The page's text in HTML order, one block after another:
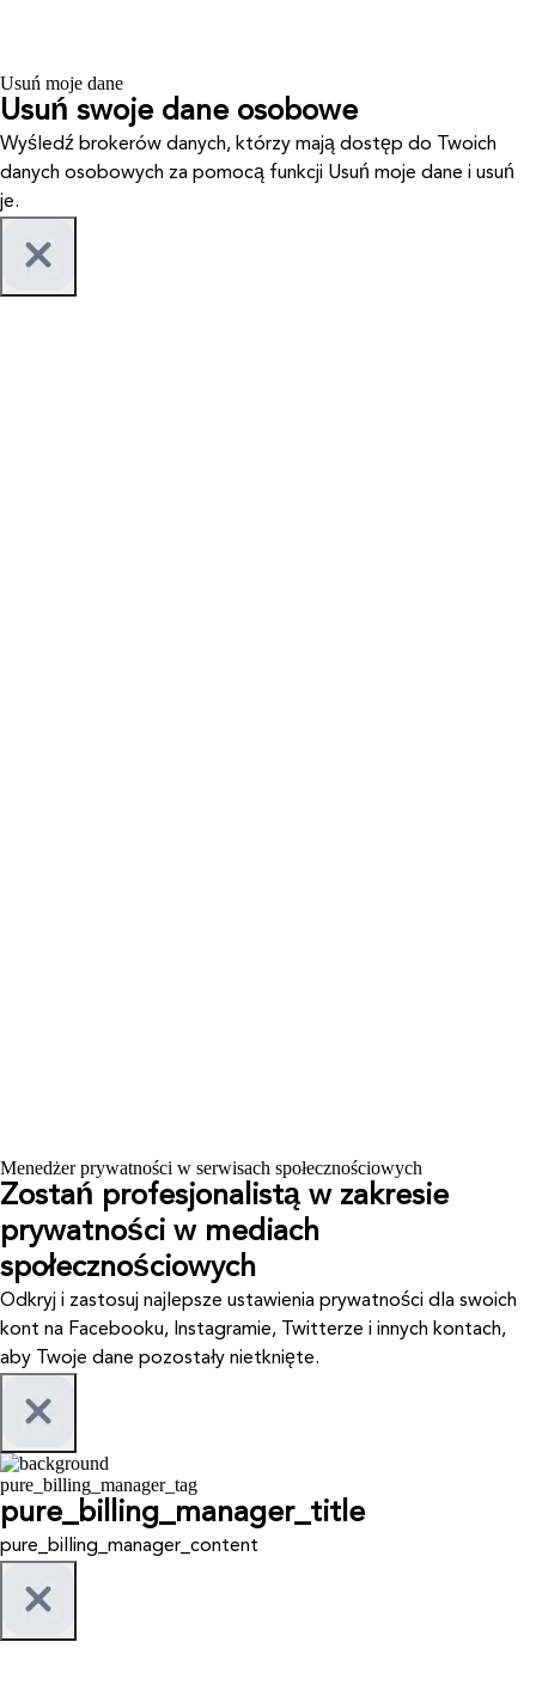
Usuń moje dane
Usuń swoje dane osobowe
Wyśledź brokerów danych, którzy mają dostęp do Twoich
danych osobowych za pomocą funkcji Usuń moje dane i usuń
je.
Menedżer prywatności w serwisach społecznościowych
Zostań profesjonalistą w zakresie
prywatności w mediach
społecznościowych
Odkryj i zastosuj najlepsze ustawienia prywatności dla swoich
kont na Facebooku, Instagramie, Twitterze i innych kontach,
aby Twoje dane pozostały nietknięte.
pure_billing_manager_tag
pure_billing_manager_title
pure_billing_manager_content